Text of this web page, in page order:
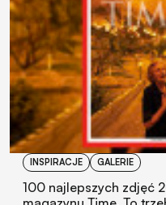
INSPIRACJE GALERIE
100 najlepszych zdjęć